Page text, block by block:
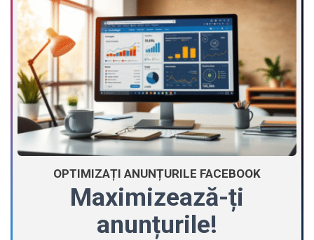
OPTIMIZAȚI ANUNȚURILE FACEBOOK
Maximizează-ți
anunțurile!